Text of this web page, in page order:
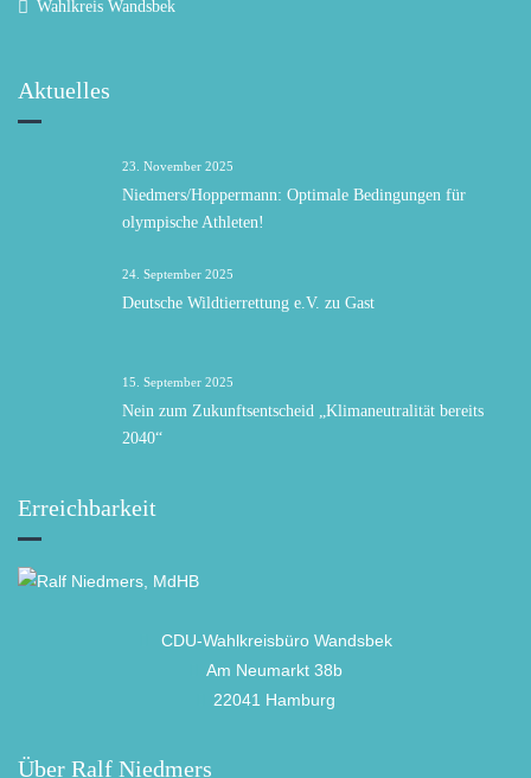
Wahlkreis Wandsbek
Aktuelles
23. November 2025
Niedmers/Hoppermann: Optimale Bedingungen für
olympische Athleten!
24. September 2025
Deutsche Wildtierrettung e.V. zu Gast
15. September 2025
Nein zum Zukunftsentscheid „Klimaneutralität bereits
2040“
Erreichbarkeit
CDU-Wahlkreisbüro Wandsbek
Am Neumarkt 38b
22041 Hamburg
Über Ralf Niedmers